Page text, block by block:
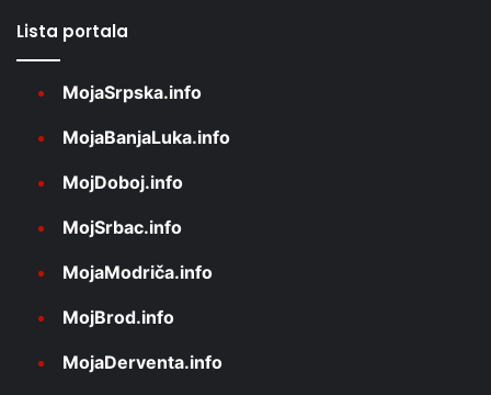
Lista portala
MojaSrpska.info
MojaBanjaLuka.info
MojDoboj.info
MojSrbac.info
MojaModriča.info
MojBrod.info
MojaDerventa.info